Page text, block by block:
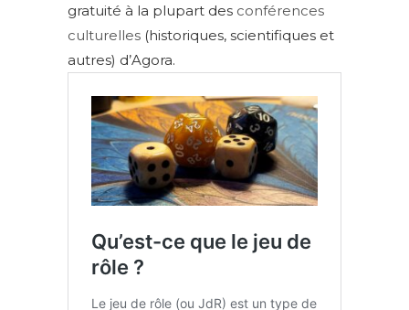
gratuité à la plupart des conférences
culturelles (historiques, scientifiques et
autres) d’Agora.